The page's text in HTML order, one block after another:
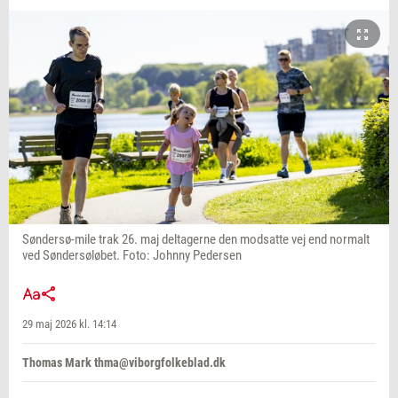
Søndersø-mile trak 26. maj deltagerne den modsatte vej end normalt
ved Søndersøløbet. Foto: Johnny Pedersen
29 maj 2026 kl. 14:14
Thomas Mark thma@viborgfolkeblad.dk